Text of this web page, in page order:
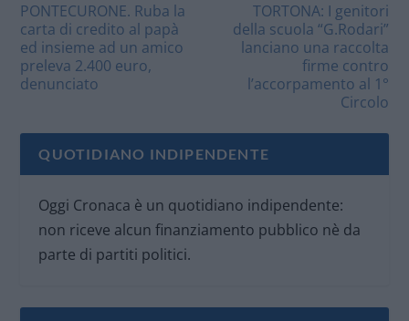
PONTECURONE. Ruba la
carta di credito al papà
ed insieme ad un amico
preleva 2.400 euro,
denunciato
TORTONA: I genitori
della scuola “G.Rodari”
lanciano una raccolta
firme contro
l’accorpamento al 1°
Circolo
QUOTIDIANO INDIPENDENTE
Oggi Cronaca è un quotidiano indipendente:
non riceve alcun finanziamento pubblico nè da
parte di partiti politici.